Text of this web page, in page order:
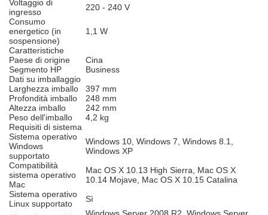
Voltaggio di
ingresso
220 - 240 V
Consumo
energetico (in
sospensione)
1,1 W
Caratteristiche
Paese di origine
Cina
Segmento HP
Business
Dati su imballaggio
Larghezza imballo
397 mm
Profondità imballo
248 mm
Altezza imballo
242 mm
Peso dell'imballo
4,2 kg
Requisiti di sistema
Sistema operativo
Windows
supportato
Windows 10, Windows 7, Windows 8.1,
Windows XP
Compatibilità
sistema operativo
Mac
Mac OS X 10.13 High Sierra, Mac OS X
10.14 Mojave, Mac OS X 10.15 Catalina
Sistema operativo
Linux supportato
Sì